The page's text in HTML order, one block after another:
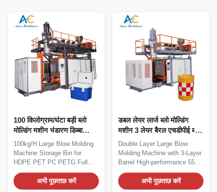
100 किलोग्राम/घंटा बड़ी ब्लो
मोल्डिंग मशीन भंडारण डिब्बा
एचडीपीई पीईटी पीसी पीईटीजी
100kg/H Large Blow Molding
Machine Storage Bin for
HDPE PET PC PETG Full
automatic storage bin...
अभी पूछताछ करें
डबल लेयर लार्ज ब्लो मोल्डिंग
मशीन 3 लेयर बैरल एचडीपीई ब्लो
मोल्डिंग मशीन
Double Layer Large Blow
Molding Machine with 3-Layer
Barrel High-performance 55
Gallon (220L)...
अभी पूछताछ करें